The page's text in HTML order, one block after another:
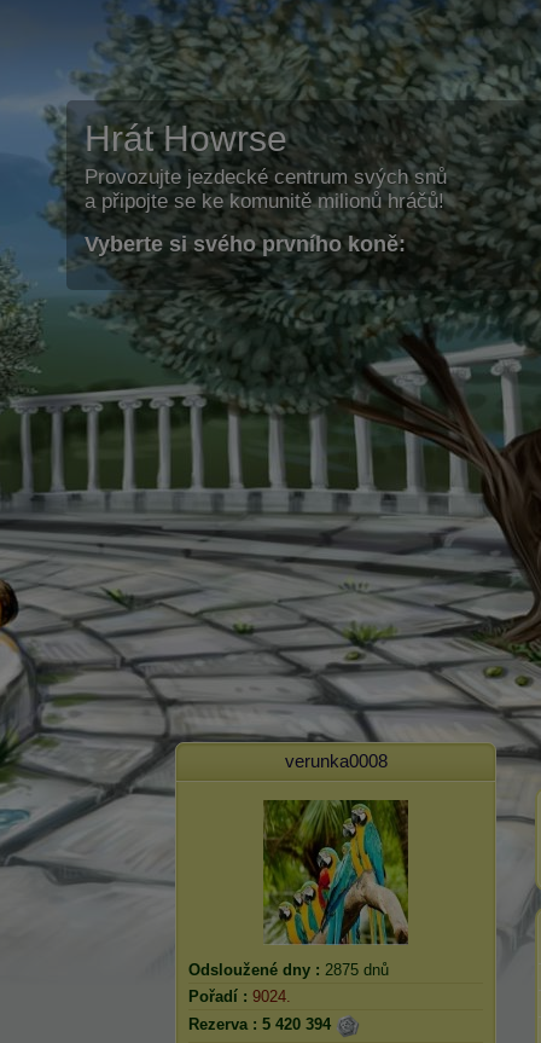
Hrát Howrse
Provozujte jezdecké centrum svých snů
a připojte se ke komunitě milionů hráčů!
Vyberte si svého prvního koně:
verunka0008
Odsloužené dny : 2875 dnů
Pořadí : 9024.
Rezerva : 5 420 394